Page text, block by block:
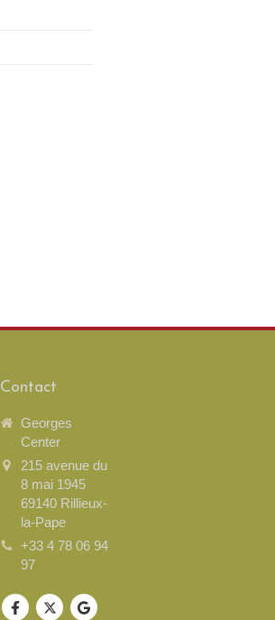
Contact
Georges
Center
215 avenue du
8 mai 1945
69140 Rillieux-
la-Pape
+33 4 78 06 94
97